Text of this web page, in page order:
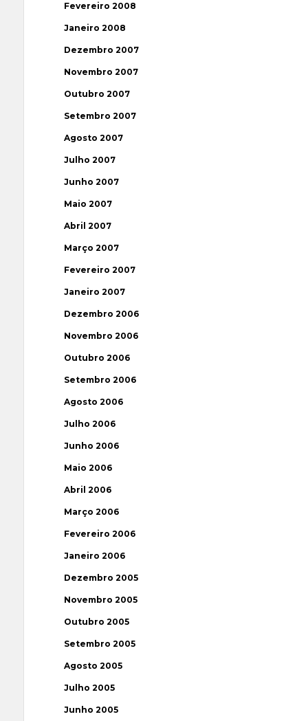
Fevereiro 2008
Janeiro 2008
Dezembro 2007
Novembro 2007
Outubro 2007
Setembro 2007
Agosto 2007
Julho 2007
Junho 2007
Maio 2007
Abril 2007
Março 2007
Fevereiro 2007
Janeiro 2007
Dezembro 2006
Novembro 2006
Outubro 2006
Setembro 2006
Agosto 2006
Julho 2006
Junho 2006
Maio 2006
Abril 2006
Março 2006
Fevereiro 2006
Janeiro 2006
Dezembro 2005
Novembro 2005
Outubro 2005
Setembro 2005
Agosto 2005
Julho 2005
Junho 2005